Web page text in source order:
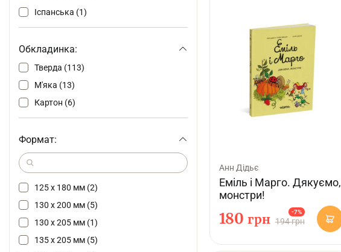
Іспанська (1)
Обкладинка:
Тверда (113)
М'яка (13)
Картон (6)
Формат:
125 х 180 мм (2)
130 х 200 мм (5)
130 х 205 мм (1)
135 х 205 мм (5)
Анн Дідьє
Еміль і Марго. Дякуємо,
монстри!
194 грн
-7%
180 грн